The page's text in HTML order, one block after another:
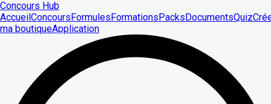
Concours Hub
AccueilConcoursFormulesFormationsPacksDocumentsQuiz
ma boutiqueApplication